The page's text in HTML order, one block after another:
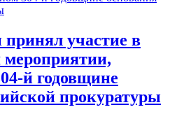
участие в
мероприятии,
й годовщине
прокуратуры